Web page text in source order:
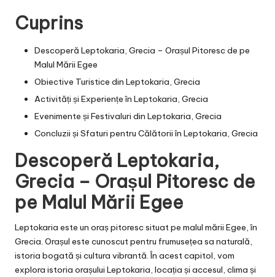
Cuprins
Descoperă Leptokaria, Grecia – Orașul Pitoresc de pe
Malul Mării Egee
Obiective Turistice din Leptokaria, Grecia
Activități și Experiențe în Leptokaria, Grecia
Evenimente și Festivaluri din Leptokaria, Grecia
Concluzii și Sfaturi pentru Călătorii în Leptokaria, Grecia
Descoperă Leptokaria,
Grecia – Orașul Pitoresc de
pe Malul Mării Egee
Leptokaria este un oraș pitoresc situat pe malul mării Egee, în
Grecia. Orașul este cunoscut pentru frumusețea sa naturală,
istoria bogată și cultura vibrantă. În acest capitol, vom
explora istoria orașului Leptokaria, locația și accesul, clima și